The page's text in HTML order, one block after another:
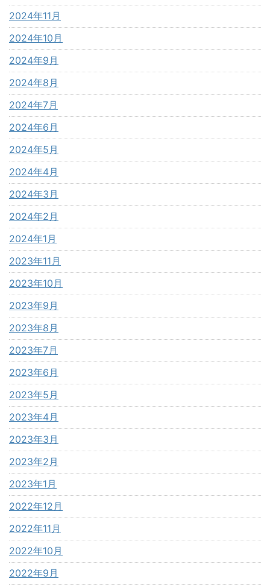
2024年11月
2024年10月
2024年9月
2024年8月
2024年7月
2024年6月
2024年5月
2024年4月
2024年3月
2024年2月
2024年1月
2023年11月
2023年10月
2023年9月
2023年8月
2023年7月
2023年6月
2023年5月
2023年4月
2023年3月
2023年2月
2023年1月
2022年12月
2022年11月
2022年10月
2022年9月